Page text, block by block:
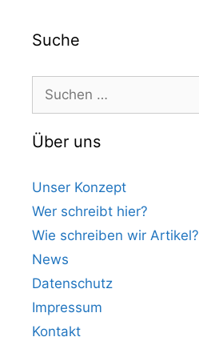
Suche
Suchen
nach:
Über uns
Unser Konzept
Wer schreibt hier?
Wie schreiben wir Artikel?
News
Datenschutz
Impressum
Kontakt